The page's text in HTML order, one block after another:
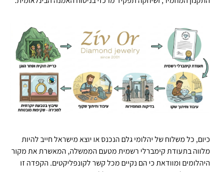
כיום, כל משלוח של יהלומי גלם הנכנס או יוצא מישראל חייב להיות
מלווה בתעודת קימברלי רשמית מטעם הממשלה, המאשרת את מקור
היהלומים ומוודאת כי הם נקיים מכל קשר לקונפליקטים. הקפדה זו